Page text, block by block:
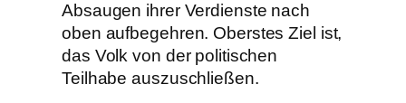
Absaugen ihrer Verdienste nach
oben aufbegehren. Oberstes Ziel ist,
das Volk von der politischen
Teilhabe auszuschließen.